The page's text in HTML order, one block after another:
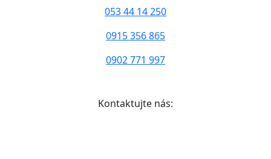
053 44 14 250
0915 356 865
0902 771 997
Kontaktujte nás: